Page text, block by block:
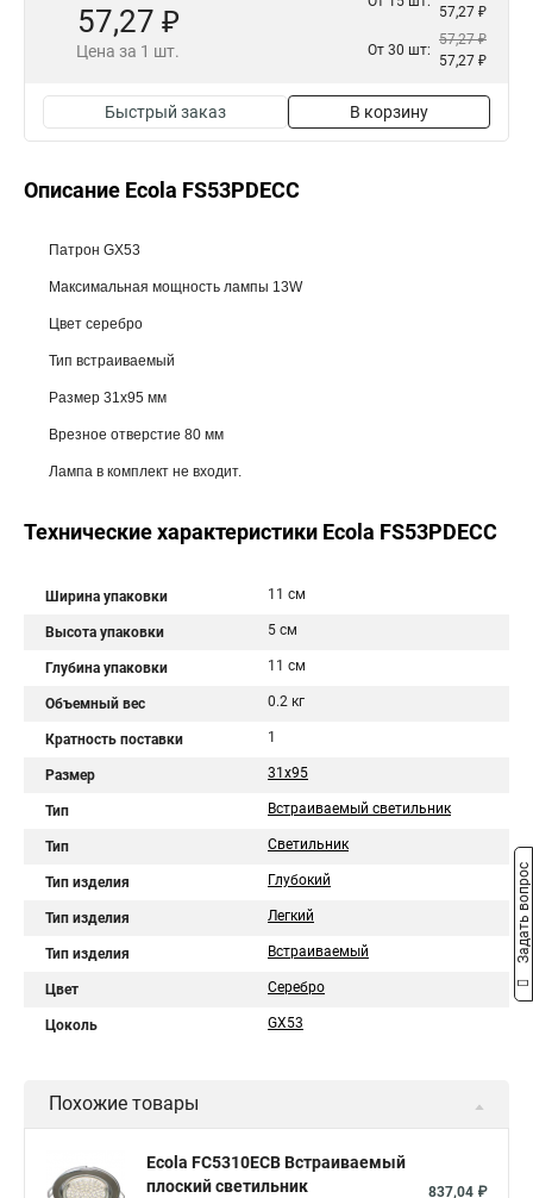
57,27 ₽
Цена за 1 шт.
57,27 ₽
От 30 шт:
57,27 ₽
57,27 ₽
Быстрый заказ В корзину
Описание Ecola FS53PDECC
Патрон GX53
Максимальная мощность лампы 13W
Цвет серебро
Тип встраиваемый
Размер 31x95 мм
Врезное отверстие 80 мм
Лампа в комплект не входит.
Технические характеристики Ecola FS53PDECC
Ширина упаковки 11 см
Высота упаковки 5 см
Глубина упаковки 11 см
Объемный вес 0.2 кг
Кратность поставки 1
Размер 31x95
Тип Встраиваемый светильник
Тип Светильник
Тип изделия Глубокий
Тип изделия Легкий
Тип изделия Встраиваемый
Цвет Серебро
Цоколь GX53
Похожие товары
Ecola FC5310ECB Встраиваемый
плоский светильник
837,04 ₽
Задать вопрос